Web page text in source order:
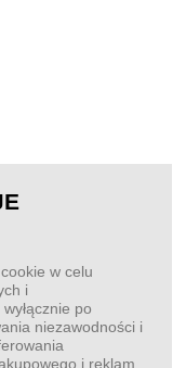
w celu
i
po
niezawodności i
i reklam.